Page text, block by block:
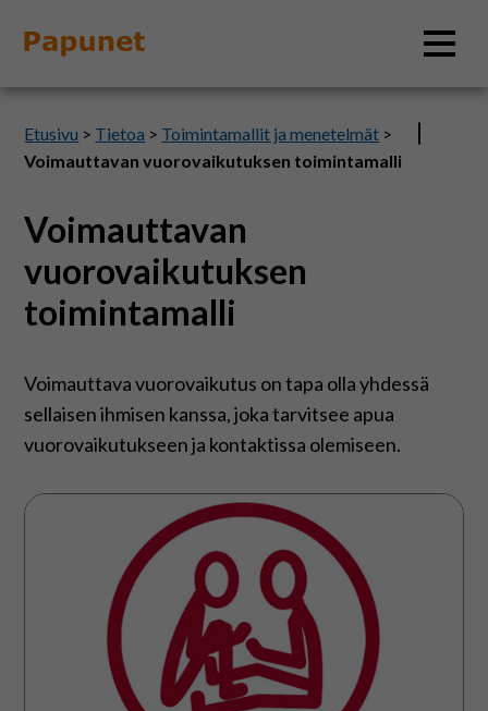
Tietoa
Materiaalit
Saavutettavuus
På svenska
Etusivu > Tietoa > Toimintamallit ja menetelmät >
Voimauttavan vuorovaikutuksen toimintamalli
Voimauttavan
vuorovaikutuksen
toimintamalli
Voimauttava vuorovaikutus on tapa olla yhdessä
sellaisen ihmisen kanssa, joka tarvitsee apua
vuorovaikutukseen ja kontaktissa olemiseen.
Voimauttava
vuorovaikutus